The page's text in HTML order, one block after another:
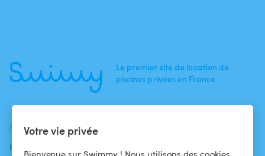
Votre vie privée
Bienvenue sur Swimmy ! Nous utilisons des cookies
Le premier site de location de
piscines privées en France.
ACTUALITÉS
Blog